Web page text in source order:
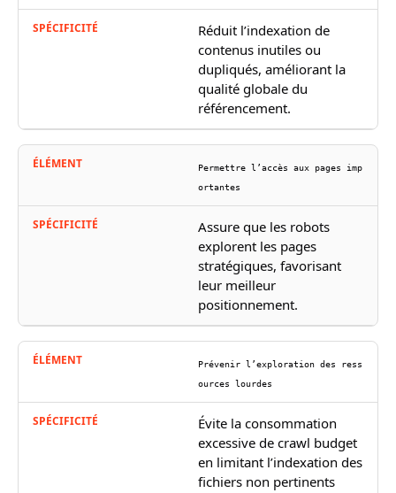
Réduit l’indexation de
contenus inutiles ou
dupliqués, améliorant la
qualité globale du
référencement.
Permettre l’accès aux pages imp
ortantes
Assure que les robots
explorent les pages
stratégiques, favorisant
leur meilleur
positionnement.
Prévenir l’exploration des ress
ources lourdes
Évite la consommation
excessive de crawl budget
en limitant l’indexation des
fichiers non pertinents